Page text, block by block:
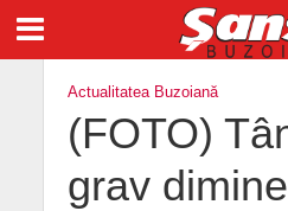
Actualitatea Buzoiană
(FOTO)
grav